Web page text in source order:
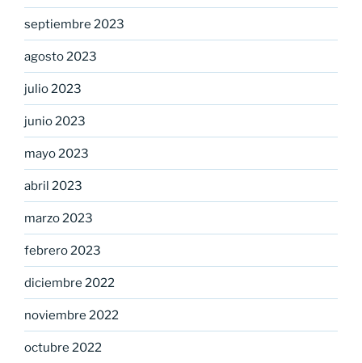
septiembre 2023
agosto 2023
julio 2023
junio 2023
mayo 2023
abril 2023
marzo 2023
febrero 2023
diciembre 2022
noviembre 2022
octubre 2022